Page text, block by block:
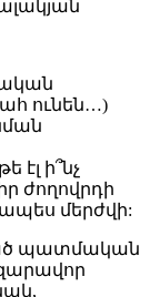
ունեն…)
էլ ի՞նչ
ժողովրդի
մերժվի:
պատմական